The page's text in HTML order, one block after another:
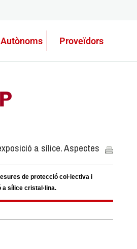
Autònoms Proveïdors